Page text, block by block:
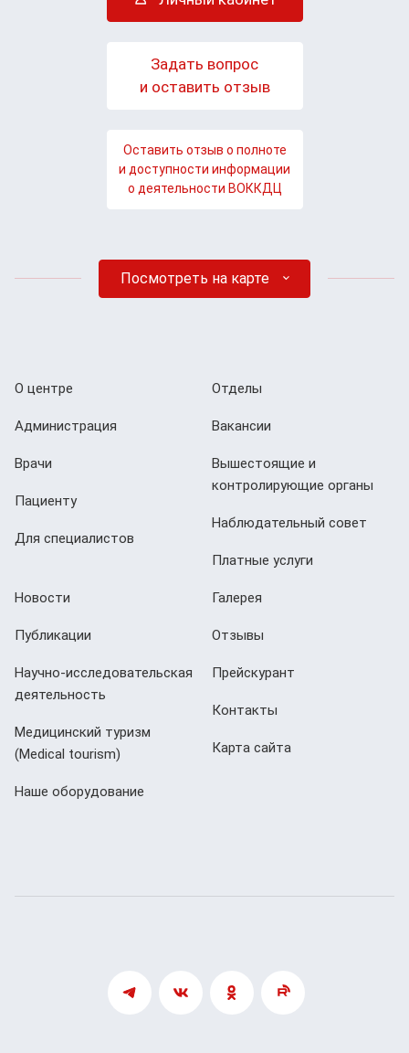
Задать вопрос
и оставить отзыв
Оставить отзыв о полноте
и доступности информации
о деятельности ВОККДЦ
Посмотреть на карте
О центре
Администрация
Врачи
Пациенту
Для специалистов
Отделы
Вакансии
Вышестоящие и
контролирующие органы
Наблюдательный совет
Платные услуги
Новости
Публикации
Научно-исследовательская
деятельность
Медицинский туризм
(Мedical tourism)
Наше оборудование
Галерея
Отзывы
Прейскурант
Контакты
Карта сайта